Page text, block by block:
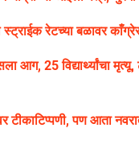
रेटच्या बळावर
25 विद्यार्थ्यांचा
पण आता